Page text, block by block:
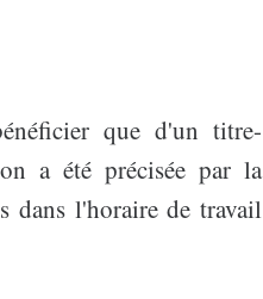
que d'un titre-
a été précisée par la
dans l'horaire de travail